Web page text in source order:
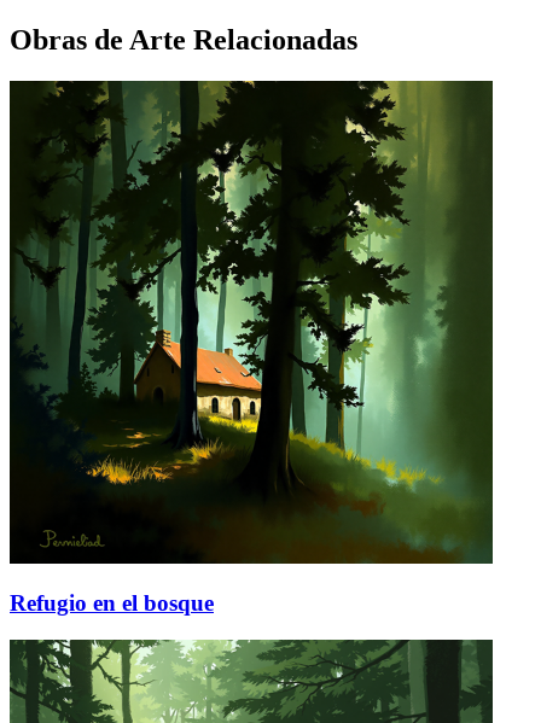
Obras de Arte Relacionadas
Refugio en el bosque